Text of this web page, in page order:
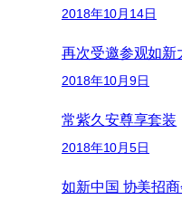
2018年10月14日
再次受邀参观如新
2018年10月9日
常紫久安尊享套装
2018年10月5日
如新中国 协美招